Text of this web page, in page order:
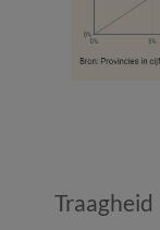
Traagheid